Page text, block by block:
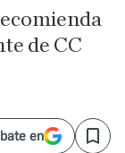
de CC
en Save